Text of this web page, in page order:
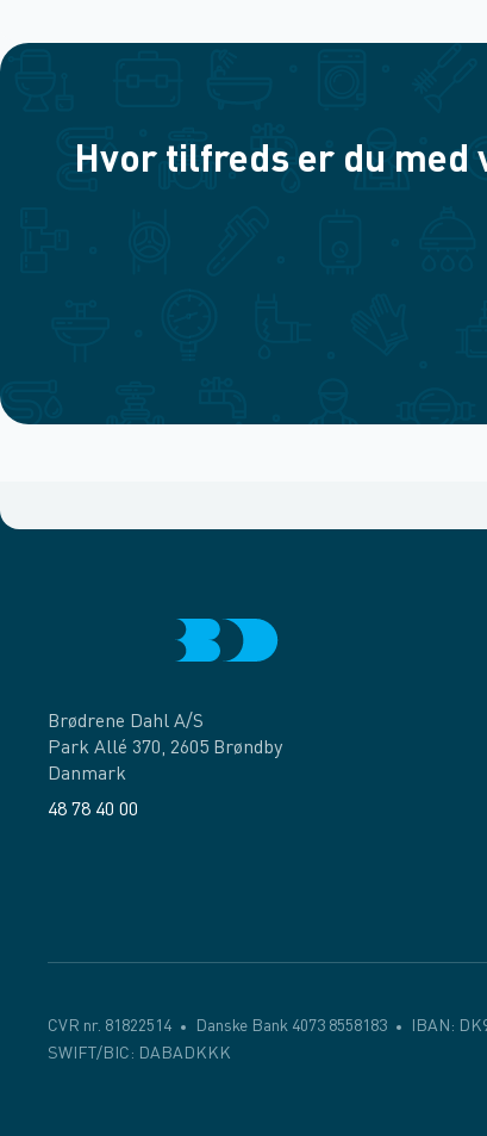
Hvor tilfreds er du med
Brødrene Dahl A/S
Park Allé 370, 2605 Brøndby
Danmark
48 78 40 00
CVR nr. 81822514 Danske Bank 4073 8558183
IBAN:
SWIFT/BIC: DABADKKK